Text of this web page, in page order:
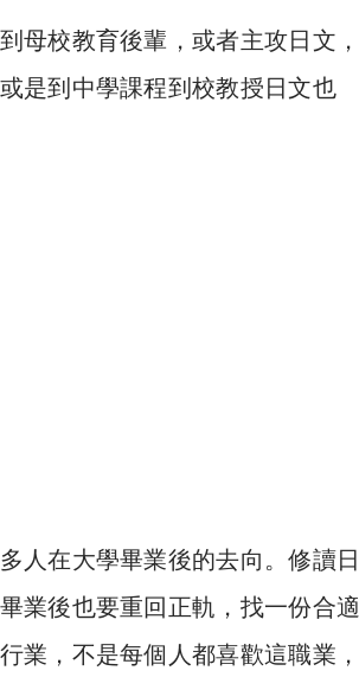
母校教育後輩，或者主攻日文，
是到中學課程到校教授日文也
人在大學畢業後的去向。修讀日
業後也要重回正軌，找一份合適
業，不是每個人都喜歡這職業，